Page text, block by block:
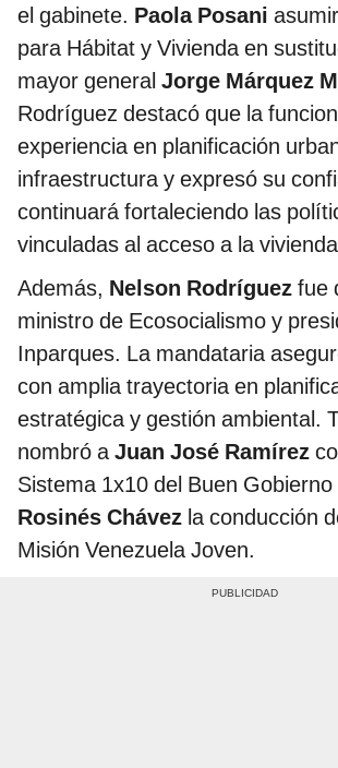
el gabinete. Paola Posani
para Hábitat y Vivienda en
mayor general Jorge Márquez
Rodríguez destacó que la
experiencia en planificación
infraestructura y expresó su
continuará fortaleciendo las
vinculadas al acceso a la
Además, Nelson Rodríguez fue
ministro de Ecosocialismo y
Inparques. La mandataria
con amplia trayectoria en
estratégica y gestión ambiental.
nombró aJuan José Ramírez
Sistema 1x10 del Buen
Rosinés Chávez la conducción
Misión Venezuela Joven.